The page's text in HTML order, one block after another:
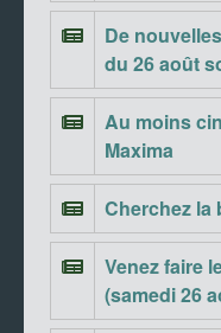
De
du 26 août
Au moins
Maxima
Cherchez la
Venez faire
(samedi 26